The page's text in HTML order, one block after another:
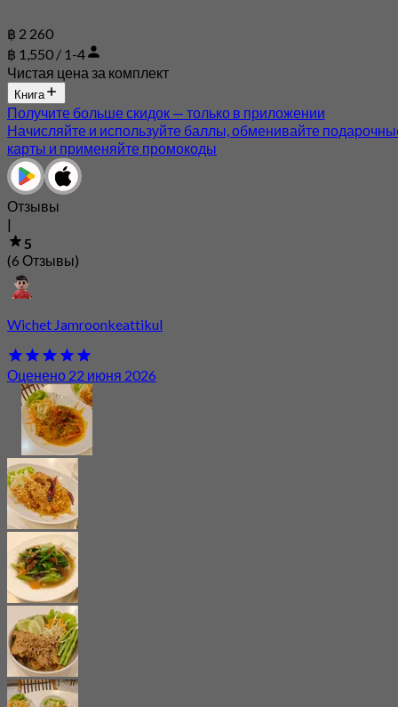
฿ 2 260
฿ 1,550 / 1-4
Чистая цена за комплект
Книга
Получите больше скидок — только в приложении
Начисляйте и используйте баллы, обменивайте
карты и применяйте промокоды
Отзывы
|
5
(6 Отзывы)
Wichet Jamroonkeattikul
Оценено 22 июня 2026